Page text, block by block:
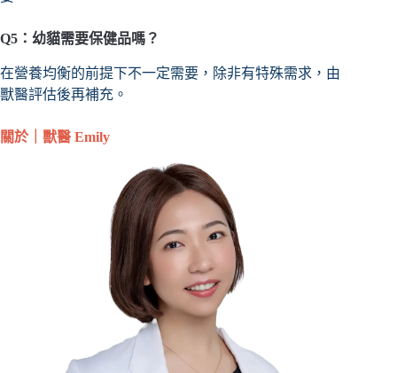
Q5：幼貓需要保健品嗎？
在營養均衡的前提下不一定需要，除非有特殊需求，由
獸醫評估後再補充。
關於｜獸醫 Emily